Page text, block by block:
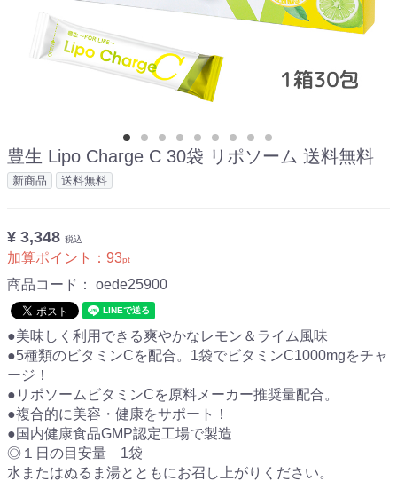
豊生 Lipo Charge C 30袋 リポソーム 送料無料
新商品 送料無料
¥ 3,348 税込
加算ポイント： 93pt
商品コード： oede25900
●美味しく利用できる爽やかなレモン＆ライム風味
●5種類のビタミンCを配合。1袋でビタミンC1000mgをチャ
ージ！
●リポソームビタミンCを原料メーカー推奨量配合。
●複合的に美容・健康をサポート！
●国内健康食品GMP認定工場で製造
◎１日の目安量 1袋
水またはぬるま湯とともにお召し上がりください。